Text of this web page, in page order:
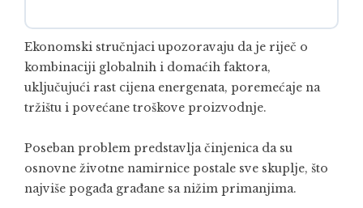
Ekonomski stručnjaci upozoravaju da je riječ o
kombinaciji globalnih i domaćih faktora,
uključujući rast cijena energenata, poremećaje na
tržištu i povećane troškove proizvodnje.
Poseban problem predstavlja činjenica da su
osnovne životne namirnice postale sve skuplje, što
najviše pogađa građane sa nižim primanjima.